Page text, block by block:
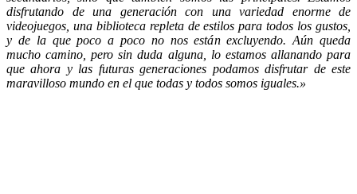
disfrutando de una generación con una variedad enorme de
videojuegos, una biblioteca repleta de estilos para todos los gustos,
y de la que poco a poco no nos están excluyendo. Aún queda
mucho camino, pero sin duda alguna, lo estamos allanando para
que ahora y las futuras generaciones podamos disfrutar de este
maravilloso mundo en el que todas y todos somos iguales.»